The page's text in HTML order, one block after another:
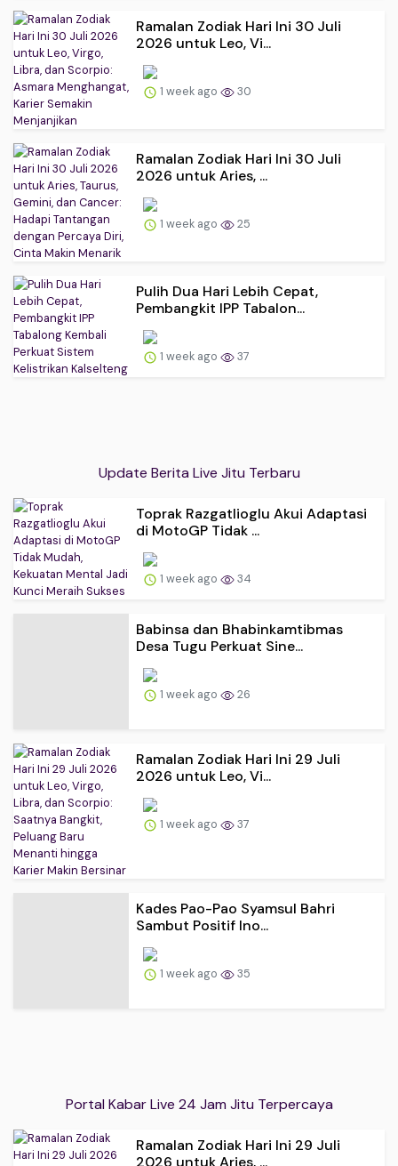
Ramalan Zodiak Hari Ini 30 Juli
2026 untuk Leo, Vi...
1 week ago 30
Ramalan Zodiak Hari Ini 30 Juli
2026 untuk Aries, ...
1 week ago 25
Pulih Dua Hari Lebih Cepat,
Pembangkit IPP Tabalon...
1 week ago 37
Update Berita Live Jitu Terbaru
Toprak Razgatlioglu Akui Adaptasi
di MotoGP Tidak ...
1 week ago 34
Babinsa dan Bhabinkamtibmas
Desa Tugu Perkuat Sine...
1 week ago 26
Ramalan Zodiak Hari Ini 29 Juli
2026 untuk Leo, Vi...
1 week ago 37
Kades Pao-Pao Syamsul Bahri
Sambut Positif Ino...
1 week ago 35
Portal Kabar Live 24 Jam Jitu Terpercaya
Ramalan Zodiak Hari Ini 29 Juli
2026 untuk Aries, ...